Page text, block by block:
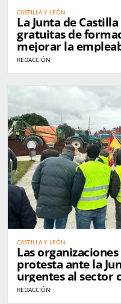
CASTILLA Y LEÓN
La Junta de
gratuitas de
mejorar la
REDACCIÓN
CASTILLA Y LEÓN
Las
protesta ante la
urgentes al sector
REDACCIÓN